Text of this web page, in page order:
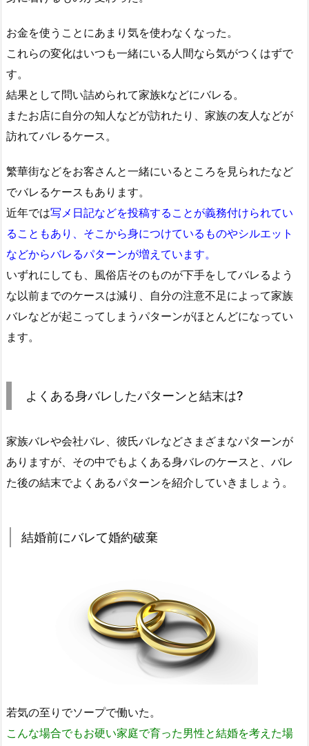
お金を使うことにあまり気を使わなくなった。
これらの変化はいつも一緒にいる人間なら気がつくはずで
す。
結果として問い詰められて家族kなどにバレる。
またお店に自分の知人などが訪れたり、家族の友人などが
訪れてバレるケース。
繁華街などをお客さんと一緒にいるところを見られたなど
でバレるケースもあります。
近年では写メ日記などを投稿することが義務付けられてい
ることもあり、そこから身につけているものやシルエット
などからバレるパターンが増えています。
いずれにしても、風俗店そのものが下手をしてバレるよう
な以前までのケースは減り、自分の注意不足によって家族
バレなどが起こってしまうパターンがほとんどになってい
ます。
よくある身バレしたパターンと結末は?
家族バレや会社バレ、彼氏バレなどさまざまなパターンが
ありますが、その中でもよくある身バレのケースと、バレ
た後の結末でよくあるパターンを紹介していきましょう。
結婚前にバレて婚約破棄
若気の至りでソープで働いた。
こんな場合でもお硬い家庭で育った男性と結婚を考えた場